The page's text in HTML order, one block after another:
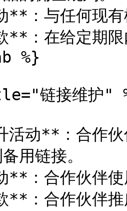
：与任何现有
：在给定期限
链接维护"
动**：合作伙
用链接。
：合作伙伴使
：合作伙伴推